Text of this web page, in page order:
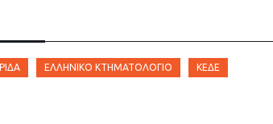
ΕΛΛΗΝΙΚΌ ΚΤΗΜΑΤΟΛΌΓΙΟ ΚΕΔΕ